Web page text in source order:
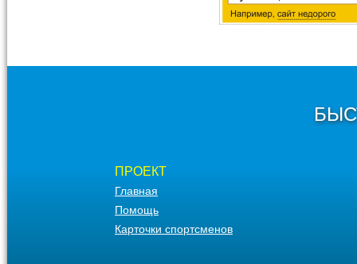
ПРОЕКТ
Главная
Помощь
Карточки спортсменов